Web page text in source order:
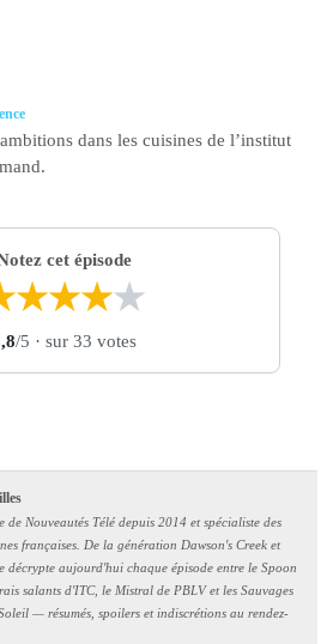
dans les cuisines de l’institut
cet épisode
★★★★
/5 · sur 33 votes
de Nouveautés Télé depuis 2014 et spécialiste des
françaises. De la génération Dawson's Creek et
décrypte aujourd'hui chaque épisode entre le Spoon
salants d'ITC, le Mistral de PBLV et les Sauvages
— résumés, spoilers et indiscrétions au rendez-